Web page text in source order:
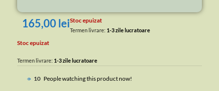
165,00leiStoc epuizat
Termen livrare: 1-3 zile lucratoare
Stoc epuizat
Termen livrare: 1-3 zile lucratoare
10 People watching this product now!